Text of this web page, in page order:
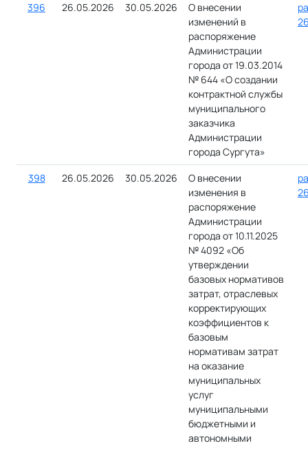
396 26.05.2026 30.05.2026
О внесении
изменений в
распоряжение
Администрации
города от 19.03.2014
№ 644 «О создании
контрактной службы
муниципального
заказчика
Администрации
города Сургута»
398 26.05.2026 30.05.2026
О внесении
изменения в
распоряжение
Администрации
города от 10.11.2025
№ 4092 «Об
утверждении
базовых нормативов
затрат, отраслевых
корректирующих
коэффициентов к
базовым
нормативам затрат
на оказание
муниципальных
услуг
муниципальными
бюджетными и
автономными